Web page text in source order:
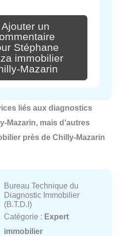
Ajouter un
Stéphane
immobilier
Mazarin
liés aux diagnostics
Mazarin, mais d'autres
près de Chilly-Mazarin
Bureau Technique du
Diagnostic Immobilier
(B.T.D.I)
Catégorie : Expert
immobilier